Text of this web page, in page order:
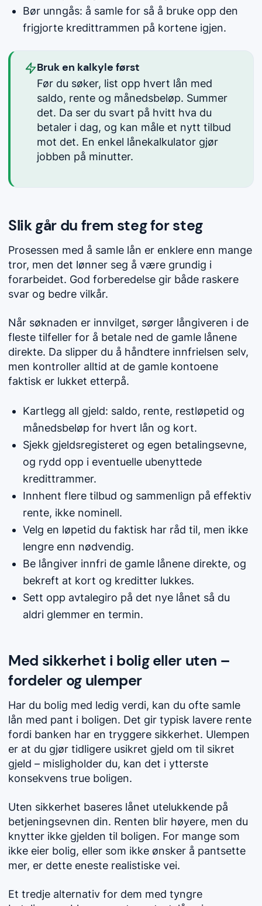
Bør unngås: å samle for så å bruke opp den
frigjorte kredittrammen på kortene igjen.
Bruk en kalkyle først
Før du søker, list opp hvert lån med
saldo, rente og månedsbeløp. Summer
det. Da ser du svart på hvitt hva du
betaler i dag, og kan måle et nytt tilbud
mot det. En enkel lånekalkulator gjør
jobben på minutter.
Slik går du frem steg for steg
Prosessen med å samle lån er enklere enn mange
tror, men det lønner seg å være grundig i
forarbeidet. God forberedelse gir både raskere
svar og bedre vilkår.
Når søknaden er innvilget, sørger långiveren i de
fleste tilfeller for å betale ned de gamle lånene
direkte. Da slipper du å håndtere innfrielsen selv,
men kontroller alltid at de gamle kontoene
faktisk er lukket etterpå.
Kartlegg all gjeld: saldo, rente, restløpetid og
månedsbeløp for hvert lån og kort.
Sjekk gjeldsregisteret og egen betalingsevne,
og rydd opp i eventuelle ubenyttede
kredittrammer.
Innhent flere tilbud og sammenlign på effektiv
rente, ikke nominell.
Velg en løpetid du faktisk har råd til, men ikke
lengre enn nødvendig.
Be långiver innfri de gamle lånene direkte, og
bekreft at kort og kreditter lukkes.
Sett opp avtalegiro på det nye lånet så du
aldri glemmer en termin.
Med sikkerhet i bolig eller uten –
fordeler og ulemper
Har du bolig med ledig verdi, kan du ofte samle
lån med pant i boligen. Det gir typisk lavere rente
fordi banken har en tryggere sikkerhet. Ulempen
er at du gjør tidligere usikret gjeld om til sikret
gjeld – misligholder du, kan det i ytterste
konsekvens true boligen.
Uten sikkerhet baseres lånet utelukkende på
betjeningsevnen din. Renten blir høyere, men du
knytter ikke gjelden til boligen. For mange som
ikke eier bolig, eller som ikke ønsker å pantsette
mer, er dette eneste realistiske vei.
Et tredje alternativ for dem med tyngre